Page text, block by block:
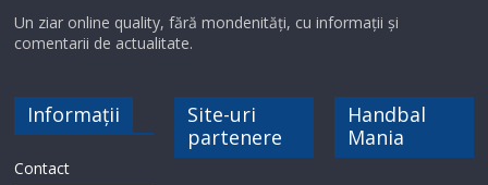
d
e
o
Un ziar online quality, fără mondenități, cu informații și
comentarii de actualitate.
Informații
Contact
Site-uri
partenere
Handbal
Mania